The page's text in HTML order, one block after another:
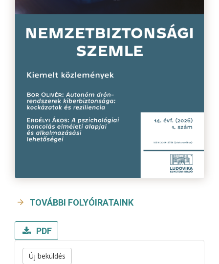
TOVÁBBI FOLYÓIRATAINK
PDF
Új beküldés